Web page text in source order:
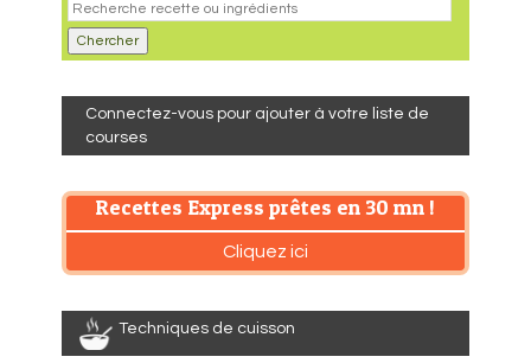
Connectez-vous pour ajouter à votre liste de
courses
Recettes Express prêtes en 30 mn !
Cliquez ici
Techniques de cuisson